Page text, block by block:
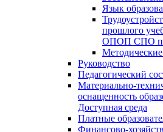
Язык
прошлого
ОПОП СПО по
Руководство
Педагогический
Материально-
оснащенность
Доступная среда
Платные
Финансово-